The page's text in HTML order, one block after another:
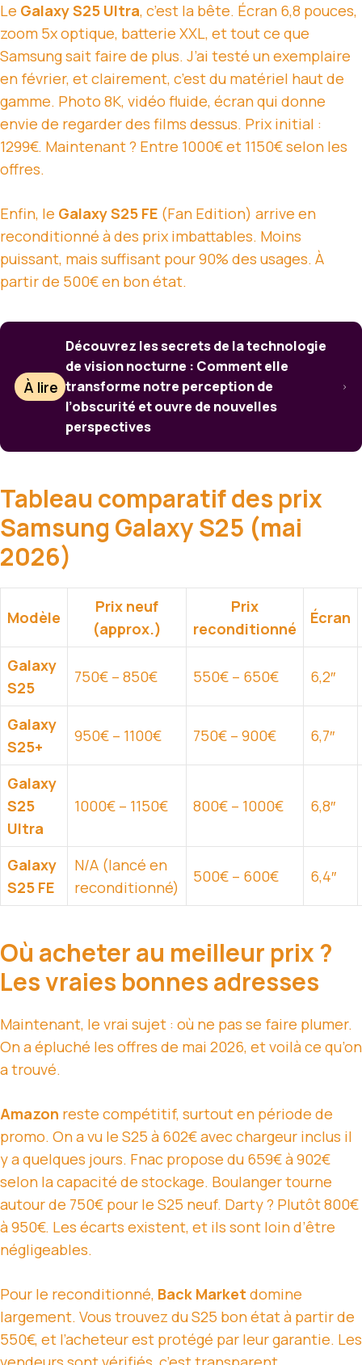
Le Galaxy S25 Ultra, c’est la bête. Écran 6,8 pouces,
zoom 5x optique, batterie XXL, et tout ce que
Samsung sait faire de plus. J’ai testé un exemplaire
en février, et clairement, c’est du matériel haut de
gamme. Photo 8K, vidéo fluide, écran qui donne
envie de regarder des films dessus. Prix initial :
1299€. Maintenant ? Entre 1000€ et 1150€ selon les
offres.
Enfin, le Galaxy S25 FE (Fan Edition) arrive en
reconditionné à des prix imbattables. Moins
puissant, mais suffisant pour 90% des usages. À
partir de 500€ en bon état.
À lire
Découvrez les secrets de la technologie
de vision nocturne : Comment elle
transforme notre perception de
l’obscurité et ouvre de nouvelles
perspectives
Tableau comparatif des prix
Samsung Galaxy S25 (mai
2026)
Modèle
Prix neuf
(approx.)
Prix
reconditionné
Écran
Galaxy
S25
750€ – 850€ 550€ – 650€ 6,2″
Galaxy
S25+
950€ – 1100€ 750€ – 900€ 6,7″
Galaxy
S25
Ultra
1000€ – 1150€ 800€ – 1000€ 6,8″
Galaxy
S25 FE
N/A (lancé en
reconditionné)
500€ – 600€ 6,4″
Où acheter au meilleur prix ?
Les vraies bonnes adresses
Maintenant, le vrai sujet : où ne pas se faire plumer.
On a épluché les offres de mai 2026, et voilà ce qu’on
a trouvé.
Amazon reste compétitif, surtout en période de
promo. On a vu le S25 à 602€ avec chargeur inclus il
y a quelques jours. Fnac propose du 659€ à 902€
selon la capacité de stockage. Boulanger tourne
autour de 750€ pour le S25 neuf. Darty ? Plutôt 800€
à 950€. Les écarts existent, et ils sont loin d’être
négligeables.
Pour le reconditionné, Back Market domine
largement. Vous trouvez du S25 bon état à partir de
550€, et l’acheteur est protégé par leur garantie. Les